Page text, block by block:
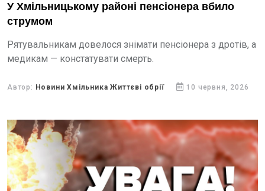
У Хмільницькому районі пенсіонера вбило
струмом
Рятувальникам довелося знімати пенсіонера з дротів, а
медикам — констатувати смерть.
Автор: Новини Хмільника Життєві обрії 10 червня, 2026